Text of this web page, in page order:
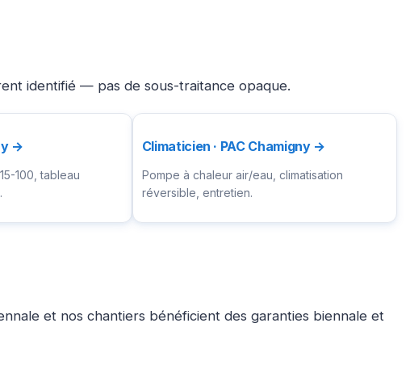
identifié — pas de sous-traitance opaque.
→
100, tableau
Climaticien · PAC Chamigny →
Pompe à chaleur air/eau, climatisation
réversible, entretien.
et nos chantiers bénéficient des garanties biennale et